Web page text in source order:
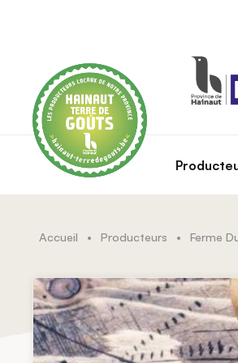
Accueil • Producteurs • Ferme